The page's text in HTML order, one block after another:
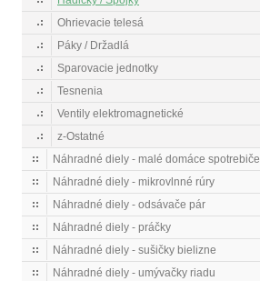
Ohrievacie telesá
Páky / Držadlá
Sparovacie jednotky
Tesnenia
Ventily elektromagnetické
z-Ostatné
Náhradné diely - malé domáce spotrebiče
Náhradné diely - mikrovlnné rúry
Náhradné diely - odsávače pár
Náhradné diely - práčky
Náhradné diely - sušičky bielizne
Náhradné diely - umývačky riadu